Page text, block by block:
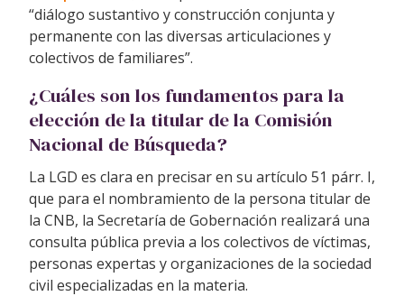
“diálogo sustantivo y construcción conjunta y
permanente con las diversas articulaciones y
colectivos de familiares”.
¿Cuáles son los fundamentos para la
elección de la titular de la Comisión
Nacional de Búsqueda?
La LGD es clara en precisar en su artículo 51 párr. I,
que para el nombramiento de la persona titular de
la CNB, la Secretaría de Gobernación realizará una
consulta pública previa a los colectivos de víctimas,
personas expertas y organizaciones de la sociedad
civil especializadas en la materia.